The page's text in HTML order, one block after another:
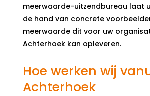
meerwaarde-uitzendbureau laat
de hand van concrete
meerwaarde dit voor uw
Achterhoek kan opleveren.
Hoe werken wij
Achterhoek